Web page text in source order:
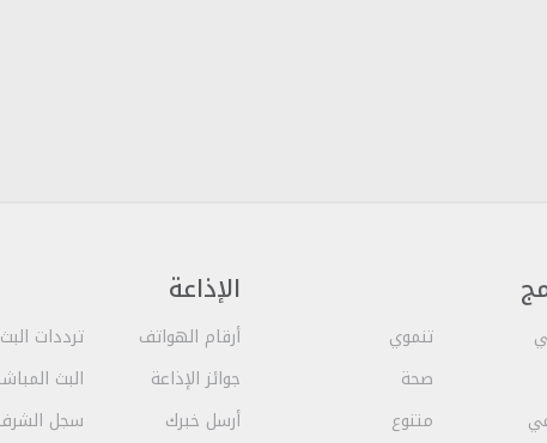
تنموي
صحة
متنوع
الإذاعة
أرقام الهواتف
جوائز الإذاعة
أرسل خبرك
ترددات البث
البث
سجل